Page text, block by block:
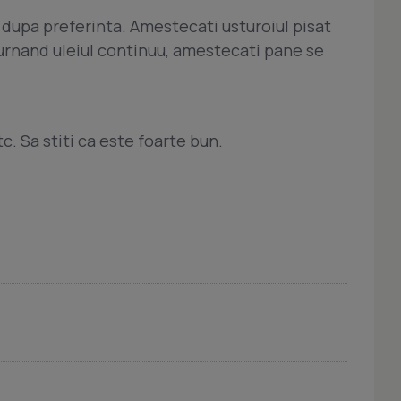
preferinta. Amestecati usturoiul pisat
uleiul continuu, amestecati pane se
Sa stiti ca este foarte bun.